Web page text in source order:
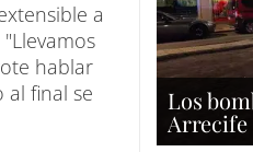
a
hablar
al final se
Los
Arrecife